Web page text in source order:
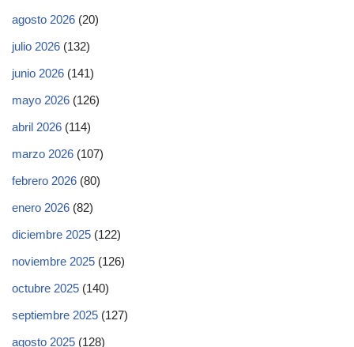
agosto 2026 (20)
julio 2026 (132)
junio 2026 (141)
mayo 2026 (126)
abril 2026 (114)
marzo 2026 (107)
febrero 2026 (80)
enero 2026 (82)
diciembre 2025 (122)
noviembre 2025 (126)
octubre 2025 (140)
septiembre 2025 (127)
agosto 2025 (128)